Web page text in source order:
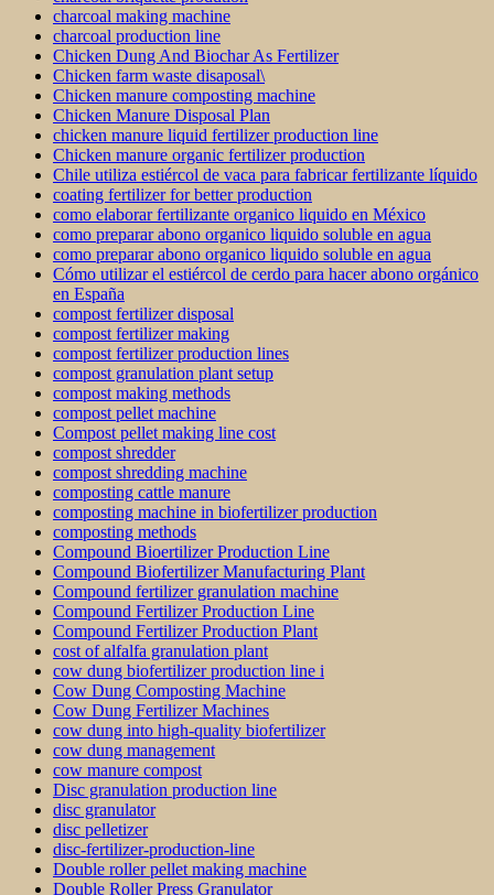
charcoal making machine
charcoal production line
Chicken Dung And Biochar As Fertilizer
Chicken farm waste disaposal\
Chicken manure composting machine
Chicken Manure Disposal Plan
chicken manure liquid fertilizer production line
Chicken manure organic fertilizer production
Chile utiliza estiércol de vaca para fabricar fertilizante líquido
coating fertilizer for better production
como elaborar fertilizante organico liquido en México
como preparar abono organico liquido soluble en agua
como preparar abono organico liquido soluble en agua
Cómo utilizar el estiércol de cerdo para hacer abono orgánico
en España
compost fertilizer disposal
compost fertilizer making
compost fertilizer production lines
compost granulation plant setup
compost making methods
compost pellet machine
Compost pellet making line cost
compost shredder
compost shredding machine
composting cattle manure
composting machine in biofertilizer production
composting methods
Compound Bioertilizer Production Line
Compound Biofertilizer Manufacturing Plant
Compound fertilizer granulation machine
Compound Fertilizer Production Line
Compound Fertilizer Production Plant
cost of alfalfa granulation plant
cow dung biofertilizer production line i
Cow Dung Composting Machine
Cow Dung Fertilizer Machines
cow dung into high-quality biofertilizer
cow dung management
cow manure compost
Disc granulation production line
disc granulator
disc pelletizer
disc-fertilizer-production-line
Double roller pellet making machine
Double Roller Press Granulator